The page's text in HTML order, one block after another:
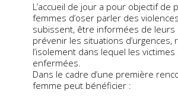
L’accueil de jour a pour objectif de
femmes d’oser parler des
subissent, être informées de leurs
prévenir les situations d’urgences,
l’isolement dans lequel les
enfermées.
Dans le cadre d’une première
femme peut bénéficier :